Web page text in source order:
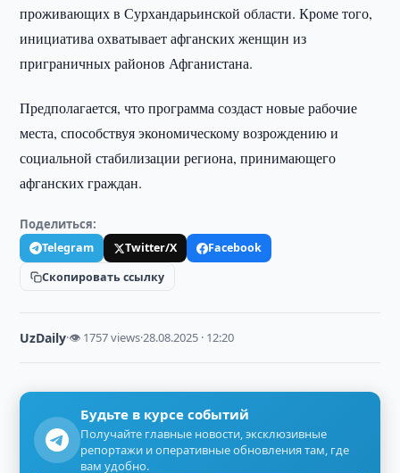
проживающих в Сурхандарьинской области. Кроме того,
инициатива охватывает афганских женщин из
приграничных районов Афганистана.
Предполагается, что программа создаст новые рабочие
места, способствуя экономическому возрождению и
социальной стабилизации региона, принимающего
афганских граждан.
Поделиться:
Telegram Twitter/X
Facebook
Скопировать ссылку
UzDaily·👁 1757 views·28.08.2025 · 12:20
Будьте в курсе событий
Получайте главные новости, эксклюзивные
репортажи и оперативные обновления там, где
вам удобно.